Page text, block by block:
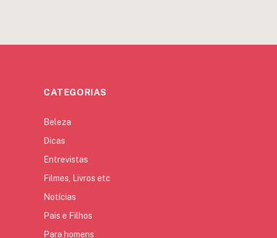
CATEGORIAS
Beleza
Dicas
Entrevistas
Filmes, Livros etc
Notícias
Pais e Filhos
Para homens